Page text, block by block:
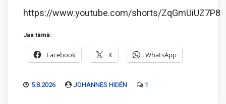
https://www.youtube.com/shorts/ZqGmUiUZ7P8
Jaa tämä:
Facebook X WhatsApp
5.8.2026 JOHANNES HIDÉN 1